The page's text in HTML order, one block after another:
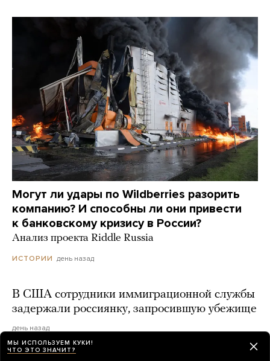
Могут ли удары по Wildberries разорить
компанию? И способны ли они привести
к банковскому кризису в России?
Анализ проекта Riddle Russia
ИСТОРИИ день назад
В США сотрудники иммиграционной службы
задержали россиянку, запросившую убежище
день назад
МЫ ИСПОЛЬЗУЕМ КУКИ!
ЧТО ЭТО ЗНАЧИТ?